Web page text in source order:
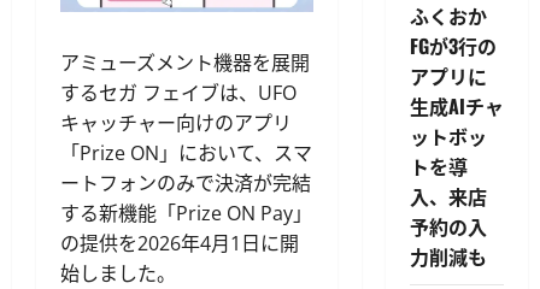
アミューズメント機器を展開
するセガ フェイブは、UFO
キャッチャー向けのアプリ
「Prize ON」において、スマ
ートフォンのみで決済が完結
する新機能「Prize ON Pay」
の提供を2026年4月1日に開
始しました。
ふくおか
FGが3行の
アプリに
生成AIチャ
ットボッ
トを導
入、来店
予約の入
力削減も